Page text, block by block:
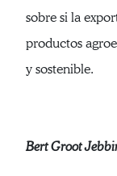
sobre si la
productos
y sostenible.
Bert Groot